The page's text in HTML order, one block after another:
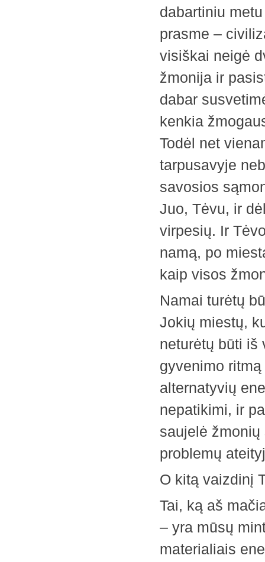
dabartiniu
prasme –
visiškai neigė
žmonija ir
dabar
kenkia
Todėl net
tarpusavyje
savosios
Juo, Tėvu, ir
virpesių. Ir
namą, po
kaip visos
Namai turėtų
Jokių miestų,
neturėtų būti iš
gyvenimo
alternatyvių
nepatikimi, ir
saujelė
problemų
O kitą vaizdinį
Tai, ką aš
– yra mūsų
materialiais